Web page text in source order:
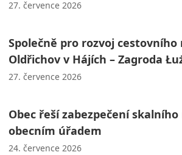
27. července 2026
Společně pro rozvoj cestovního
Oldřichov v Hájích – Zagroda
27. července 2026
Obec řeší zabezpečení
obecním úřadem
24. července 2026